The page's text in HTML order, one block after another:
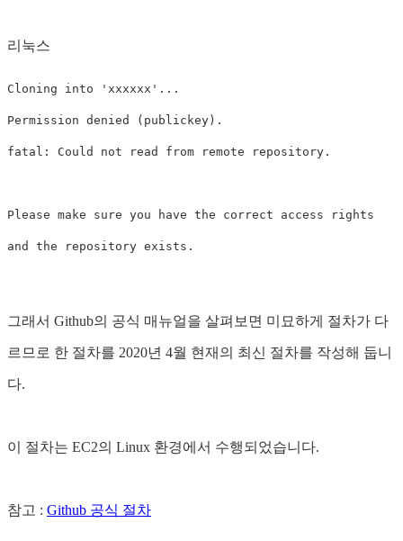
리눅스
Cloning into 'xxxxxx'...
Permission denied (publickey).
fatal: Could not read from remote repository.
Please make sure you have the correct access rights
그래서 Github의 공식 매뉴얼을 살펴보면 미묘하게 절차가 다
르므로 한 절차를 2020년 4월 현재의 최신 절차를 작성해 둡니
다.
이 절차는 EC2의 Linux 환경에서 수행되었습니다.
참고 : Github 공식 절차